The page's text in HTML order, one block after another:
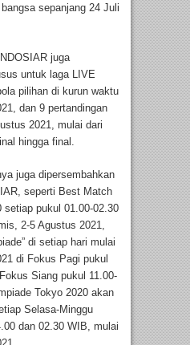
sepanjang 24 Juli
juga
untuk laga LIVE
pilihan di kurun waktu
dan 9 pertandingan
2021, mulai dari
hingga final.
juga dipersembahkan
seperti Best Match
setiap pukul 01.00-02.30
2-5 Agustus 2021,
di setiap hari mulai
di Fokus Pagi pukul
Siang pukul 11.00-
Tokyo 2020 akan
Selasa-Minggu
dan 02.30 WIB, mulai